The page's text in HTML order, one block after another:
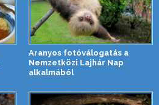
Aranyos fotóválogatás a
Nemzetközi Lajhár Nap
alkalmából